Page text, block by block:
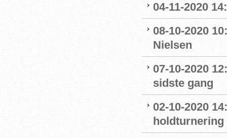
04-11-2020
08-10-2020
Nielsen
07-10-2020
sidste gang
02-10-2020
holdturnering